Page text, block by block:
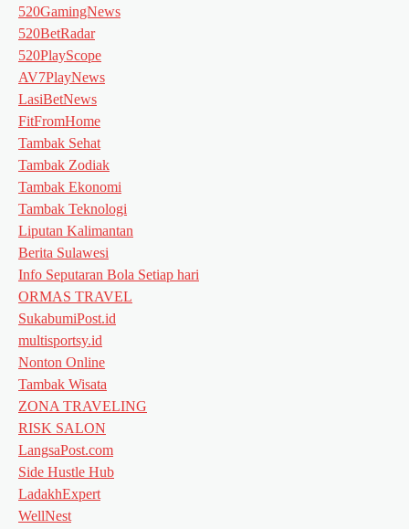
520GamingNews
520BetRadar
520PlayScope
AV7PlayNews
LasiBetNews
FitFromHome
Tambak Sehat
Tambak Zodiak
Tambak Ekonomi
Tambak Teknologi
Liputan Kalimantan
Berita Sulawesi
Info Seputaran Bola Setiap hari
ORMAS TRAVEL
SukabumiPost.id
multisportsy.id
Nonton Online
Tambak Wisata
ZONA TRAVELING
RISK SALON
LangsaPost.com
Side Hustle Hub
LadakhExpert
WellNest